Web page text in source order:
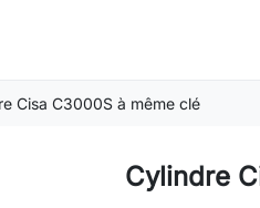
Cisa C3000S à même clé
Cylindre